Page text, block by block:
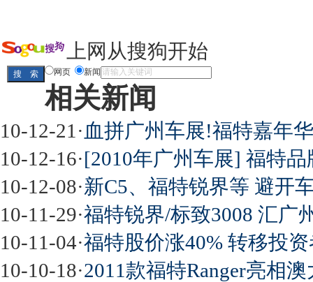
上网从搜狗开始
网页 新闻
相关新闻
10-12-21 · 血拼广州车展!福特嘉年
10-12-16·[2010年广州车展] 福特
10-12-08·新C5、福特锐界等 避开
10-11-29·福特锐界/标致3008 汇广
10-11-04·福特股价涨40% 转移投
10-10-18·2011款福特Ranger亮相